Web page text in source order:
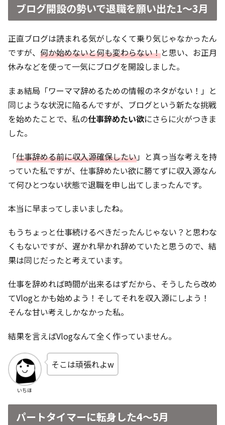
ブログ開設の勢いで退職を願い出た1〜3月
正直ブログは読まれる気がしなくて乗り気じゃなかったん
ですが、 何か始めないと何も変わらない！と思い、お正月
休みなどを使って一気にブログを開設しました。
まぁ結局「ワーママ辞めるための情報のネタがない！」と
同じような状況に陥るんですが、ブログという新たな挑戦
を始めたことで、私の仕事辞めたい欲にさらに火がつきま
した。
「仕事辞める前に収入源確保したい」と真っ当な考えを持
っていた私ですが、仕事辞めたい欲に勝てずに収入源なん
て何ひとつない状態で退職を申し出てしまったんです。
本当に早まってしまいましたね。
もうちょっと仕事続けるべきだったんじゃない？と思わな
くもないですが、遅かれ早かれ辞めていたと思うので、結
果は同じだったと考えています。
仕事を辞めれば時間が出来るはずだから、そうしたら改め
てVlogとかも始めよう！そしてそれを収入源にしよう！
そんな甘い考えしかなかった私。
結果を言えばVlogなんて全く作っていません。
いちほ
そこは頑張れよw
パートタイマーに転身した4〜5月